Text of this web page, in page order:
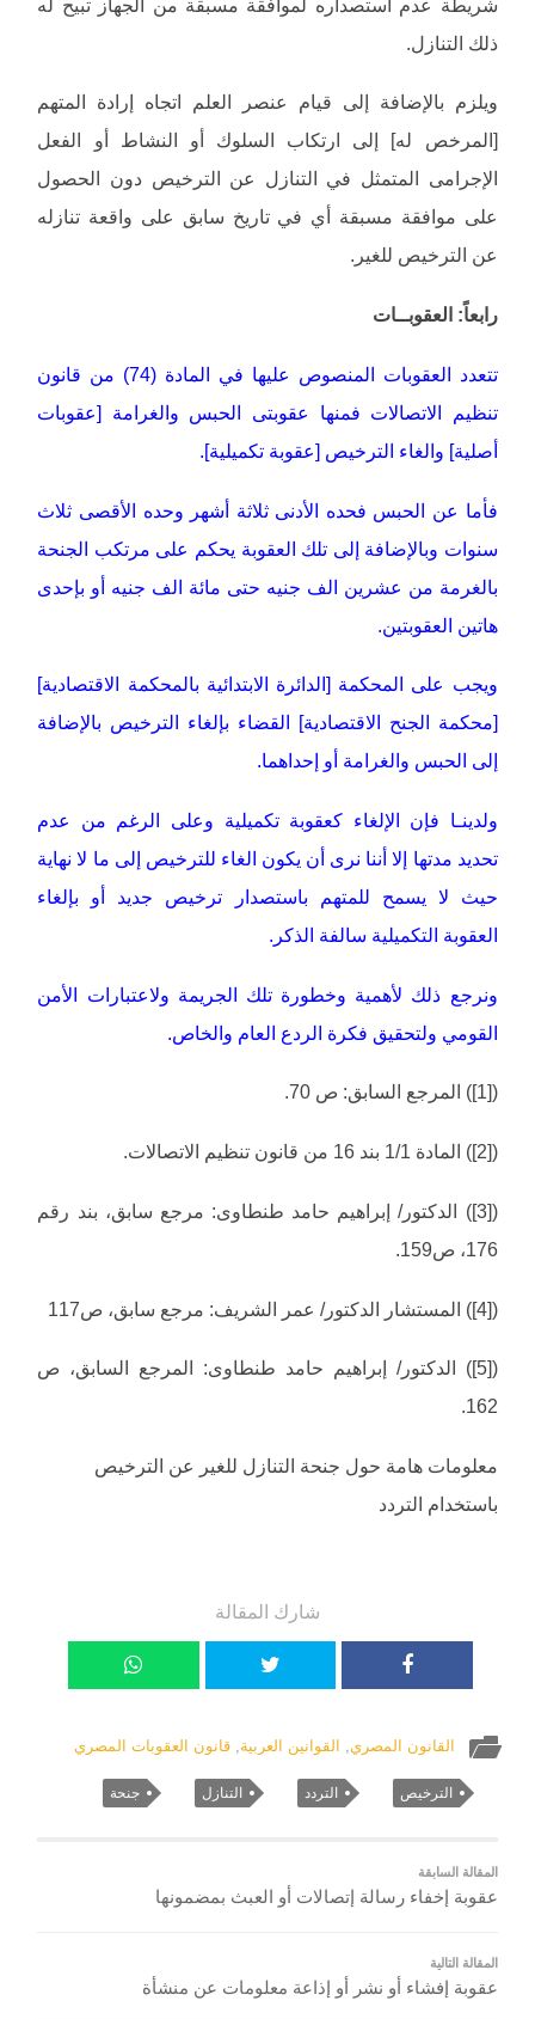
ذلك التنازل.
ويلزم بالإضافة إلى قيام عنصر العلم اتجاه إرادة المتهم
[المرخص له] إلى ارتكاب السلوك أو النشاط أو الفعل
الإجرامى المتمثل في التنازل عن الترخيص دون الحصول
على موافقة مسبقة أي في تاريخ سابق على واقعة تنازله
عن الترخيص للغير.
رابعاً: العقوبــات
تتعدد العقوبات المنصوص عليها في المادة (74) من قانون
تنظيم الاتصالات فمنها عقوبتى الحبس والغرامة [عقوبات
أصلية] والغاء الترخيص [عقوبة تكميلية].
فأما عن الحبس فحده الأدنى ثلاثة أشهر وحده الأقصى ثلاث
سنوات وبالإضافة إلى تلك العقوبة يحكم على مرتكب الجنحة
بالغرمة من عشرين الف جنيه حتى مائة الف جنيه أو بإحدى
هاتين العقوبتين.
ويجب على المحكمة [الدائرة الابتدائية بالمحكمة الاقتصادية]
[محكمة الجنح الاقتصادية] القضاء بإلغاء الترخيص بالإضافة
إلى الحبس والغرامة أو إحداهما.
ولدينـا فإن الإلغاء كعقوبة تكميلية وعلى الرغم من عدم
تحديد مدتها إلا أننا نرى أن يكون الغاء للترخيص إلى ما لا نهاية
حيث لا يسمح للمتهم باستصدار ترخيص جديد أو بإلغاء
العقوبة التكميلية سالفة الذكر.
ونرجع ذلك لأهمية وخطورة تلك الجريمة ولاعتبارات الأمن
القومي ولتحقيق فكرة الردع العام والخاص.
([1]) المرجع السابق: ص 70.
([2]) المادة 1/1 بند 16 من قانون تنظيم الاتصالات.
([3]) الدكتور/ إبراهيم حامد طنطاوى: مرجع سابق، بند رقم
176، ص159.
([4]) المستشار الدكتور/ عمر الشريف: مرجع سابق، ص117
([5]) الدكتور/ إبراهيم حامد طنطاوى: المرجع السابق، ص
162.
معلومات هامة حول جنحة التنازل للغير عن الترخيص
باستخدام التردد
شارك المقالة
القانون المصري, القوانين العربية,قانون العقوبات المصري
الترخيص التردد التنازل جنحة
المقالة السابقة
عقوبة إخفاء رسالة إتصالات أو العبث بمضمونها
المقالة التالية
عقوبة إفشاء أو نشر أو إذاعة معلومات عن منشأة